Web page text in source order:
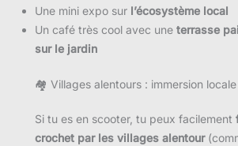
Une mini expo sur l’écosystème local
Un café très cool avec une terrasse
sur le jardin
🏘 Villages alentours : immersion
Si tu es en scooter, tu peux facilement
crochet par les villages alentour